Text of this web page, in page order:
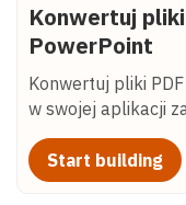
Konwertuj
PowerPoint
Konwertuj pliki
w swojej aplikacji
Start building